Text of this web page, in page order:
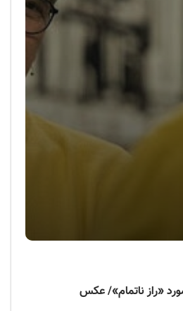
«راز ناتمام»/ عکس